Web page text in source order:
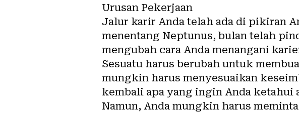
Urusan Pekerjaan
Jalur karir Anda telah ada di pikiran
menentang Neptunus, bulan telah
mengubah cara Anda menangani
Sesuatu harus berubah untuk
mungkin harus menyesuaikan
kembali apa yang ingin Anda ketahui
Namun, Anda mungkin harus